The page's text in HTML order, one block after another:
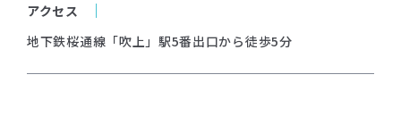
アクセス
地下鉄桜通線「吹上」駅5番出口から徒歩5分